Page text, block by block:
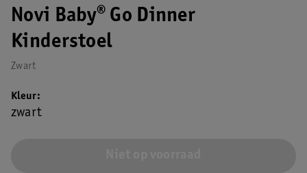
Novi Baby® Go Dinner
Kinderstoel
Zwart
Kleur
zwart